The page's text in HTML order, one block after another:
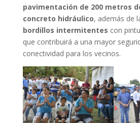
pavimentación de 200 metros
concreto hidráulico, además de
bordillos intermitentes con
que contribuirá a una mayor
conectividad para los vecinos.